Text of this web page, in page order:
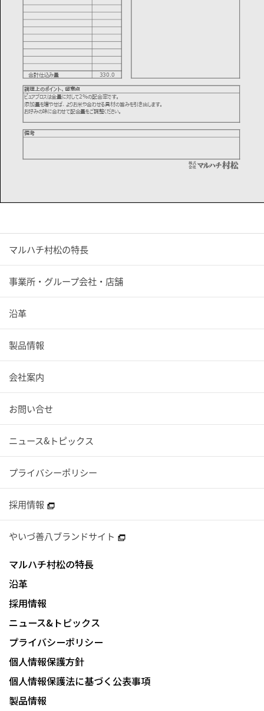
マルハチ村松の特長
事業所・グループ会社・店舗
沿革
製品情報
会社案内
お問い合せ
ニュース&トピックス
プライバシーポリシー
採用情報
やいづ善八ブランドサイト
マルハチ村松の特長
沿革
採用情報
ニュース&トピックス
プライバシーポリシー
個人情報保護方針
個人情報保護法に基づく公表事項
製品情報